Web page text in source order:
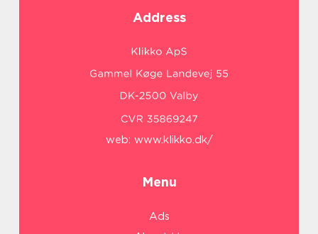
Address
web: www.klikko.dk/
Menu
Ads